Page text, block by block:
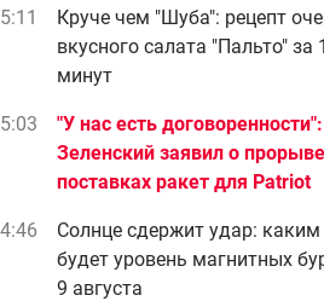
Круче чем "Шуба": рецепт
вкусного салата "Пальто" за
минут
"У нас есть договоренности":
Зеленский заявил о
поставках ракет для Patriot
Солнце сдержит удар: каким
будет уровень магнитных
9 августа